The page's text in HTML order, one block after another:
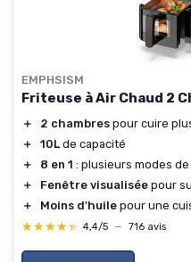
EMPHSISM
Friteuse à Air Chaud 2
＋ 2 chambres pour cuire
＋
10L de capacité
＋
8 en 1 : plusieurs modes
＋
Fenêtre visualisée pour
＋
Moins d'huile pour une
★★★★★
★★★★★ 4,4/5 — 716 avis